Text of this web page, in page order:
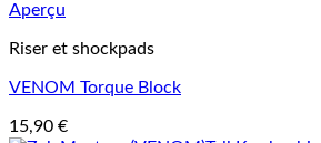
Aperçu
Riser et shockpads
VENOM Torque Block
15,90 €